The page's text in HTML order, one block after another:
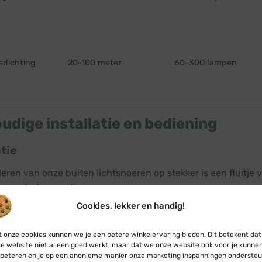
Cookies, lekker en handig!
onze cookies kunnen we je een betere winkelervaring bieden. Dit betekent dat
website niet alleen goed werkt, maar dat we onze website ook voor je
en je op een anonieme manier onze marketing inspanningen
20-100 meter 60-300 lampen
installatie en bediening
van onze buiten lichtsnoeren op stekker is een fluitje
nodig.
meegeleverde LED-lampen in de fittingen van het
de gewenste lengte snoeren aan elkaar.
meegeleverde startkabel (aansluitsnoer) aan op het